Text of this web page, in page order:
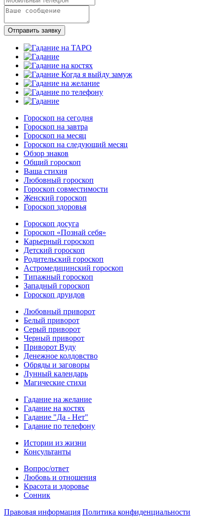
Отправить заявку
Гороскоп на сегодня
Гороскоп на завтра
Гороскоп на месяц
Гороскоп на следующий месяц
Обзор знаков
Общий гороскоп
Ваша стихия
Любовный гороскоп
Гороскоп совместимости
Женский гороскоп
Гороскоп здоровья
Гороскоп досуга
Гороскоп «Познай себя»
Карьерный гороскоп
Детский гороскоп
Родительский гороскоп
Астромедицинский гороскоп
Типажный гороскоп
Западный гороскоп
Гороскоп друидов
Любовный приворот
Белый приворот
Серый приворот
Черный приворот
Приворот Вуду
Денежное колдовство
Обряды и заговоры
Лунный календарь
Магические стихи
Гадание на желание
Гадание на костях
Гадание "Да - Нет"
Гадание по телефону
Истории из жизни
Консультанты
Вопрос/ответ
Любовь и отношения
Красота и здоровье
Сонник
Правовая информация Политика конфиденциальности